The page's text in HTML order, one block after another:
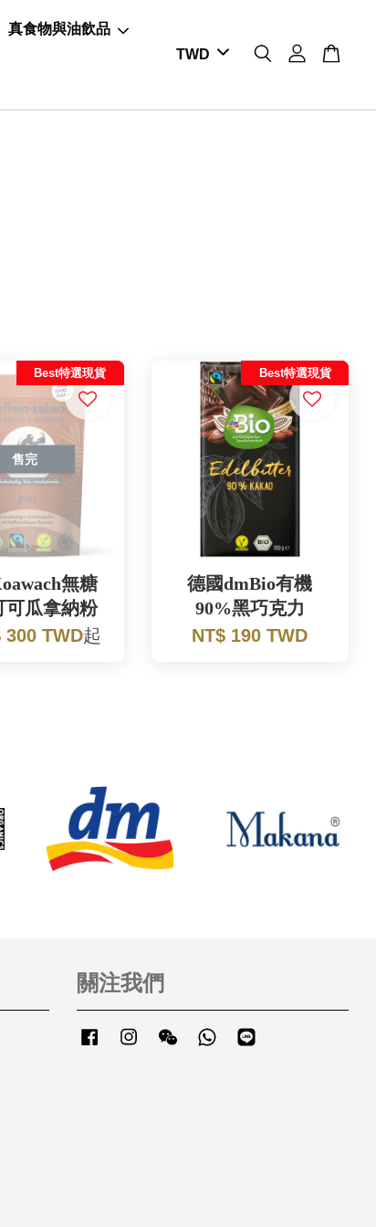
真食物與油飲品
售完
Best特選現貨
無糖
可瓜拿納粉
300 TWD起
Best特選現貨
德國dmBio有機
90%黑巧克力
NT$ 190 TWD
關注我們
FacebookInstagramWechat Whatsapp